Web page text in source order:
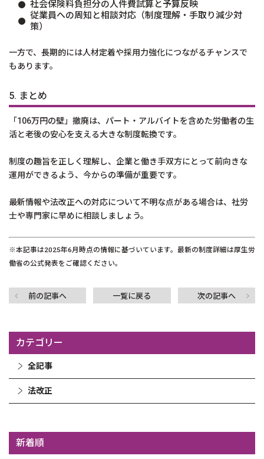
社会保険料負担分の人件費試算と予算反映
従業員への周知と相談対応（制度理解・手取り減少対
策）
一方で、長期的には人材定着や採用力強化につながるチャンスで
もあります。
5. まとめ
「106万円の壁」撤廃は、パート・アルバイトを含めた労働者の生
活と老後の安心を支える大きな制度転換です。
制度の趣旨を正しく理解し、企業と働き手双方にとって前向きな
運用ができるよう、今からの準備が重要です。
最新情報や法改正への対応について不明な点がある場合は、社労
士や専門家に早めに相談しましょう。
※本記事は2025年6月時点の情報に基づいています。最新の制度詳細は厚生労
働省の公式発表をご確認ください。
前の記事へ 一覧に戻る 次の記事へ
カテゴリー
全記事
法改正
新着順